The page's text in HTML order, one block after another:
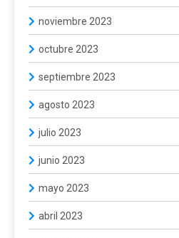
noviembre 2023
octubre 2023
septiembre 2023
agosto 2023
julio 2023
junio 2023
mayo 2023
abril 2023